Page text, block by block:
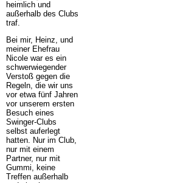
heimlich und
außerhalb des Clubs
traf.
Bei mir, Heinz, und
meiner Ehefrau
Nicole war es ein
schwerwiegender
Verstoß gegen die
Regeln, die wir uns
vor etwa fünf Jahren
vor unserem ersten
Besuch eines
Swinger-Clubs
selbst auferlegt
hatten. Nur im Club,
nur mit einem
Partner, nur mit
Gummi, keine
Treffen außerhalb